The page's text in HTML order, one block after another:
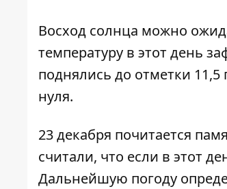
Восход солнца можно
температуру в этот день
поднялись до отметки 11,5
нуля.
23 декабря почитается
считали, что если в этот
Дальнейшую погоду